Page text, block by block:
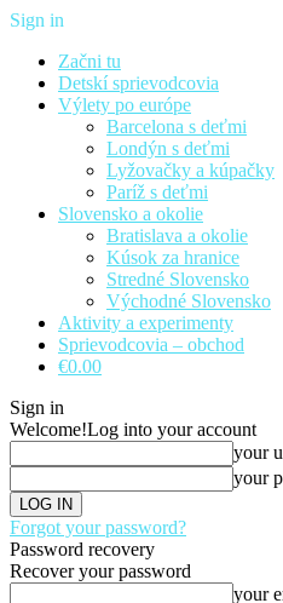
Sign in
Začni tu
Detskí sprievodcovia
Výlety po európe
Barcelona s deťmi
Londýn s deťmi
Lyžovačky a kúpačky
Paríž s deťmi
Slovensko a okolie
Bratislava a okolie
Kúsok za hranice
Stredné Slovensko
Východné Slovensko
Aktivity a experimenty
Sprievodcovia – obchod
€0.00
Sign in
Welcome!Log into your account
your
your
Forgot your password?
Password recovery
Recover your password
your